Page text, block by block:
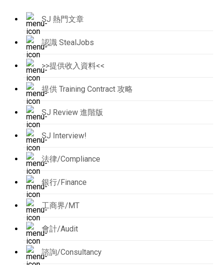
SJ 熱門文章
認識 StealJobs
>>提供收入資料<<
提供 Training Contract 攻略
SJ Review 進階版
SJ Interview!
法律/Compliance
銀行/Finance
工商界/MT
會計/Audit
諮詢/Consultancy